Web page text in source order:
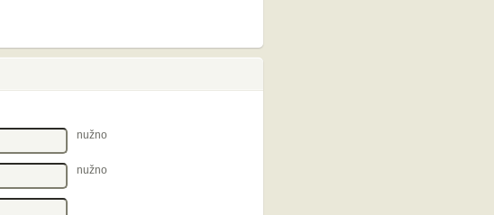
nužno
nužno